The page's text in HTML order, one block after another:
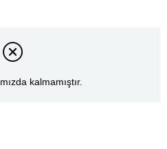
kalmamıştır.